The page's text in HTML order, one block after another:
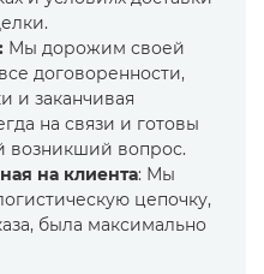
Мы дорожим своей
договоренности,
и заканчивая
на связи и готовы
возникший вопрос.
на клиента: Мы
цепочку,
была максимально